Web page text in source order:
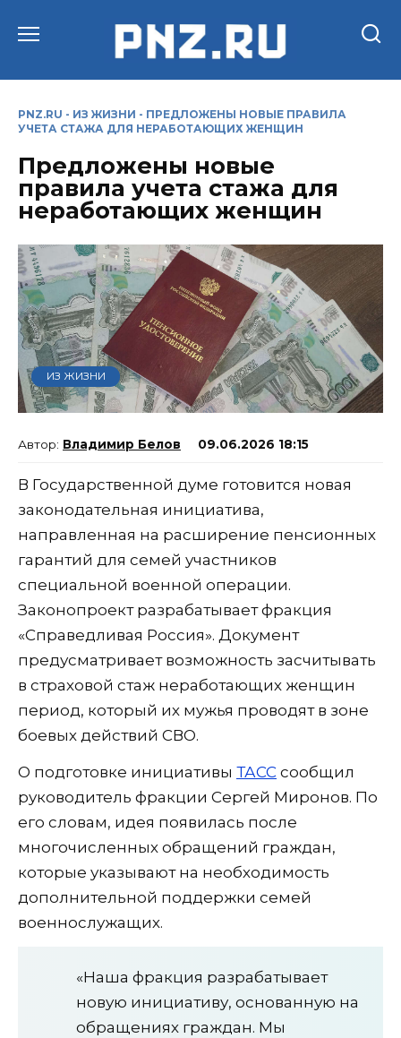
PNZ.RU - ИЗ ЖИЗНИ - ПРЕДЛОЖЕНЫ НОВЫЕ ПРАВИЛА
УЧЕТА СТАЖА ДЛЯ НЕРАБОТАЮЩИХ ЖЕНЩИН
Предложены новые
правила учета стажа для
неработающих женщин
ИЗ ЖИЗНИ
Владимир Белов 09.06.2026 18:15
В Государственной думе готовится новая
законодательная инициатива,
направленная на расширение пенсионных
гарантий для семей участников
специальной военной операции.
Законопроект разрабатывает фракция
«Справедливая Россия». Документ
предусматривает возможность засчитывать
в страховой стаж неработающих женщин
период, который их мужья проводят в зоне
боевых действий СВО.
О подготовке инициативы ТАСС сообщил
руководитель фракции Сергей Миронов. По
его словам, идея появилась после
многочисленных обращений граждан,
которые указывают на необходимость
дополнительной поддержки семей
военнослужащих.
«Наша фракция разрабатывает
новую инициативу, основанную на
обращениях граждан. Мы